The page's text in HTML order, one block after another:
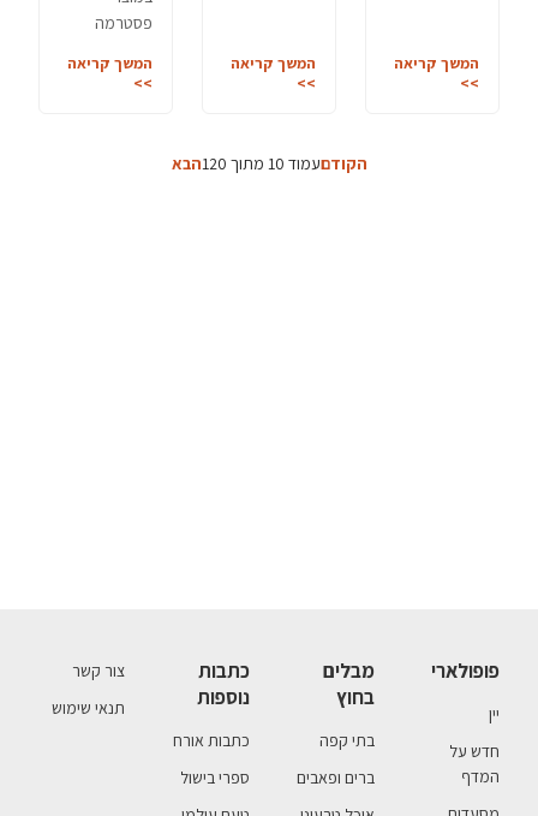
המשך קריאה
>>
המשך קריאה
>>
פסטרמה
המשך קריאה
>>
הקודםעמוד 10 מתוך 120 הבא
פופולארי
יין
חדש על
המדף
מבלים
בחוץ
בתי קפה
ברים ופאבים
כתבות
נוספות
כתבות אורח
ספרי בישול
צור קשר
תנאי שימוש